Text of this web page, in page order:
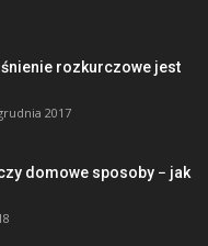
rozkurczowe jest
2017
domowe sposoby − jak